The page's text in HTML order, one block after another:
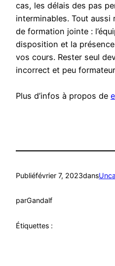
cas, les délais des pas
interminables. Tout aussi
de formation jointe :
disposition et la
vos cours. Rester seul
incorrect et peu
Plus d’infos à propos de
Publiéfévrier 7, 2023dans
parGandalf
Étiquettes :